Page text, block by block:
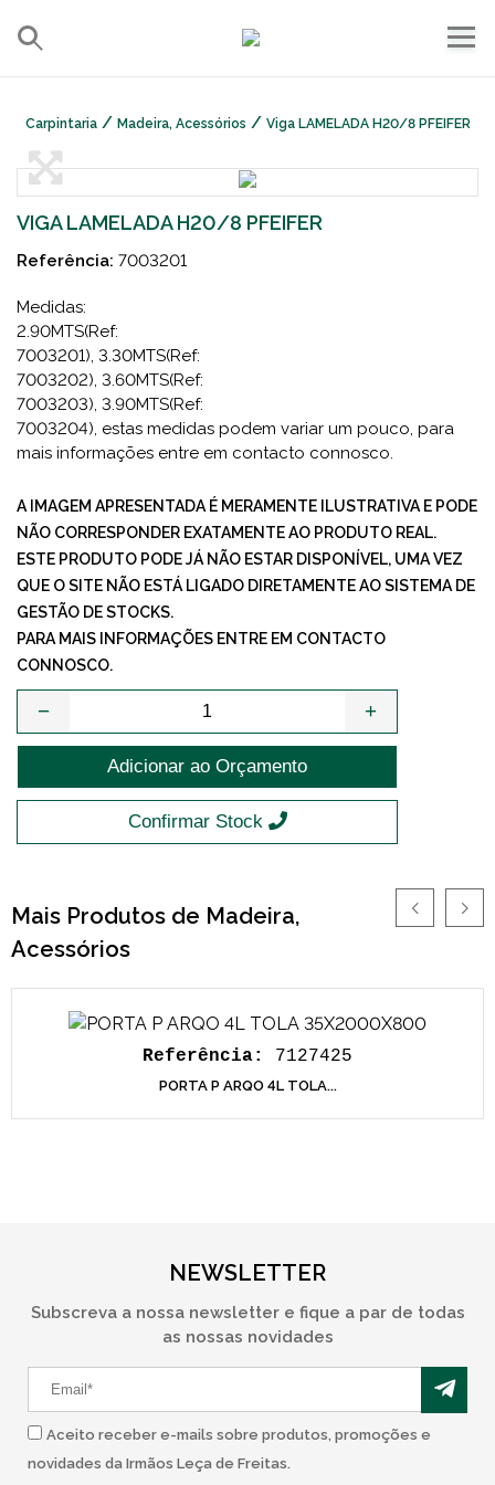
Carpintaria/ Madeira, Acessórios / Viga LAMELADA H20/8 PFEIFER
VIGA LAMELADA H20/8 PFEIFER
Referência: 7003201
Medidas:
2.90MTS(Ref:
7003201), 3.30MTS(Ref:
7003202), 3.60MTS(Ref:
7003203), 3.90MTS(Ref:
7003204), estas medidas podem variar um pouco, para
mais informações entre em contacto connosco.
A IMAGEM APRESENTADA É MERAMENTE ILUSTRATIVA E PODE
NÃO CORRESPONDER EXATAMENTE AO PRODUTO REAL.
ESTE PRODUTO PODE JÁ NÃO ESTAR DISPONÍVEL, UMA VEZ
QUE O SITE NÃO ESTÁ LIGADO DIRETAMENTE AO SISTEMA DE
GESTÃO DE STOCKS.
PARA MAIS INFORMAÇÕES ENTRE EM CONTACTO
CONNOSCO.
− +
Adicionar ao Orçamento
Confirmar Stock
Mais Produtos de Madeira,
Acessórios
Referência: 7127425
PORTA P ARQO 4L TOLA...
NEWSLETTER
Subscreva a nossa newsletter e fique a par de todas
as nossas novidades
Aceito receber e-mails sobre produtos, promoções e
novidades da Irmãos Leça de Freitas.